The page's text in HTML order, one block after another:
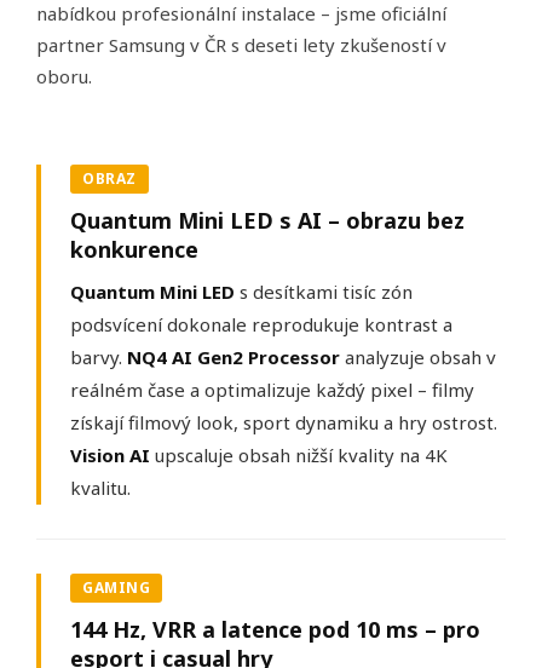
nabídkou profesionální instalace – jsme oficiální
partner Samsung v ČR s deseti lety zkušeností v
oboru.
OBRAZ
Quantum Mini LED s AI – obrazu bez
konkurence
Quantum Mini LED s desítkami tisíc zón
podsvícení dokonale reprodukuje kontrast a
barvy. NQ4 AI Gen2 Processor analyzuje obsah v
reálném čase a optimalizuje každý pixel – filmy
získají filmový look, sport dynamiku a hry ostrost.
Vision AI upscaluje obsah nižší kvality na 4K
kvalitu.
GAMING
144 Hz, VRR a latence pod 10 ms – pro
esport i casual hry